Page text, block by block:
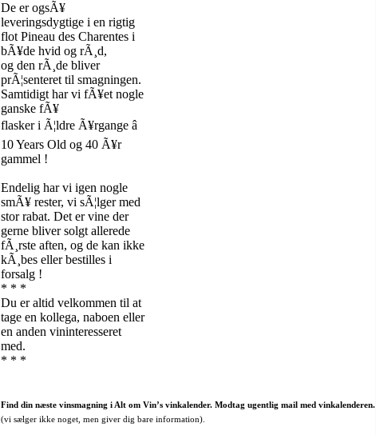
De er ogsÃ¥
leveringsdygtige i en rigtig
flot Pineau des Charentes i
bÃ¥de hvid og rÃ¸d,
og den rÃ¸de bliver
prÃ¦senteret til smagningen.
Samtidigt har vi fÃ¥et nogle
ganske fÃ¥
flasker i Ã¦ldre Ã¥rgange â
10 Years Old og 40 Ã¥r
gammel !
Endelig har vi igen nogle
smÃ¥ rester, vi sÃ¦lger med
stor rabat. Det er vine der
gerne bliver solgt allerede
fÃ¸rste aften, og de kan ikke
kÃ¸bes eller bestilles i
forsalg !
* * *
Du er altid velkommen til at
tage en kollega, naboen eller
en anden vininteresseret
med.
* * *
Find din næste vinsmagning i Alt om Vin’s vinkalender. Modtag ugentlig mail med vinkalenderen.
(vi sælger ikke noget, men giver dig bare information).